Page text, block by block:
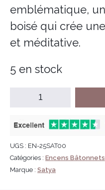
emblématique,
boisé qui crée
et méditative.
5 en stock
UGS : EN-25SAT00
Catégories : Encens Bâtonnets
Marque : Satya